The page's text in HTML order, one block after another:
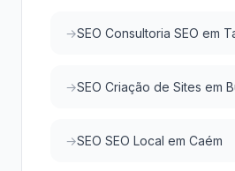
SEO Consultoria SEO em
SEO Criação de Sites em
SEO SEO Local em Caém